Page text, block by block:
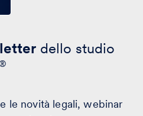
dello studio
le novità legali, webinar